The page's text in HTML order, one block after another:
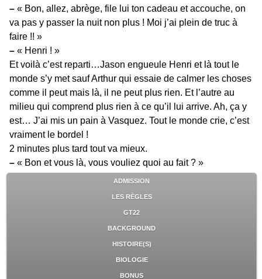
– « Bon, allez, abrège, file lui ton cadeau et accouche, on
va pas y passer la nuit non plus ! Moi j’ai plein de truc à
faire !! »
– « Henri ! »
Et voilà c’est reparti…Jason engueule Henri et là tout le
monde s’y met sauf Arthur qui essaie de calmer les choses
comme il peut mais là, il ne peut plus rien. Et l’autre au
milieu qui comprend plus rien à ce qu’il lui arrive. Ah, ça y
est… J’ai mis un pain à Vasquez. Tout le monde crie, c’est
vraiment le bordel !
2 minutes plus tard tout va mieux.
– « Bon et vous là, vous vouliez quoi au fait ? »
ADMISSION
LES RÈGLES
GT22
BACKGROUND
HISTOIRE(S)
BIOLOGIE
BONUS